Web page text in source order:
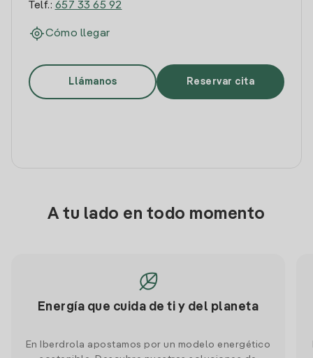
Telf.: 657 33 65 92
Cómo llegar
Llámanos Reservar cita
A tu lado en todo momento
Energía que cuida de ti y del planeta
En Iberdrola apostamos por un modelo energético